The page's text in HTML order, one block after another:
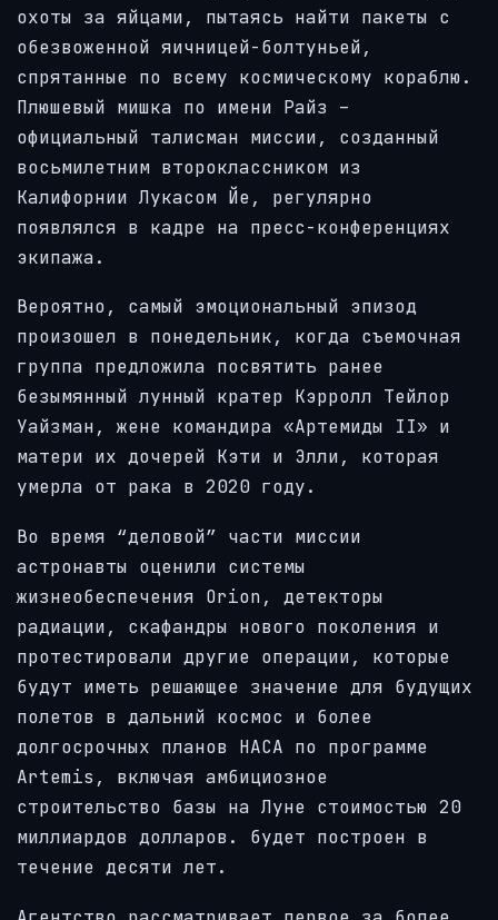
охоты за яйцами, пытаясь найти пакеты с
обезвоженной яичницей-болтуньей,
спрятанные по всему космическому кораблю.
Плюшевый мишка по имени Райз –
официальный талисман миссии, созданный
восьмилетним второклассником из
Калифорнии Лукасом Йе, регулярно
появлялся в кадре на пресс-конференциях
экипажа.
Вероятно, самый эмоциональный эпизод
произошел в понедельник, когда съемочная
группа предложила посвятить ранее
безымянный лунный кратер Кэрролл Тейлор
Уайзман, жене командира «Артемиды II» и
матери их дочерей Кэти и Элли, которая
умерла от рака в 2020 году.
Во время “деловой” части миссии
астронавты оценили системы
жизнеобеспечения Orion, детекторы
радиации, скафандры нового поколения и
протестировали другие операции, которые
будут иметь решающее значение для будущих
полетов в дальний космос и более
долгосрочных планов НАСА по программе
Artemis, включая амбициозное
строительство базы на Луне стоимостью 20
миллиардов долларов. будет построен в
течение десяти лет.